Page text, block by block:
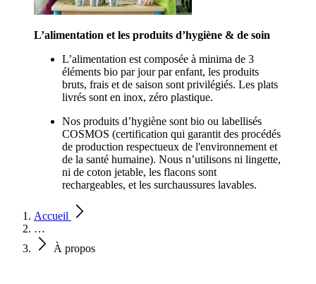
L’alimentation et les produits d’hygiène & de soin
L’alimentation est composée à minima de 3
éléments bio par jour par enfant, les produits
bruts, frais et de saison sont privilégiés. Les plats
livrés sont en inox, zéro plastique.
Nos produits d’hygiène sont bio ou labellisés
COSMOS (certification qui garantit des procédés
de production respectueux de l'environnement et
de la santé humaine). Nous n’utilisons ni lingette,
ni de coton jetable, les flacons sont
rechargeables, et les surchaussures lavables.
Accueil
…
À propos